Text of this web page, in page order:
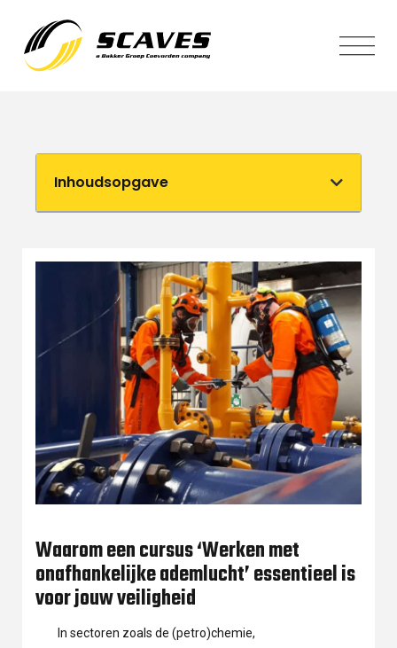
Waarom een cursus ‘Werken met
onafhankelijke ademlucht’ essentieel is
voor jouw veiligheid
In sectoren zoals de (petro)chemie,
Inhoudsopgave